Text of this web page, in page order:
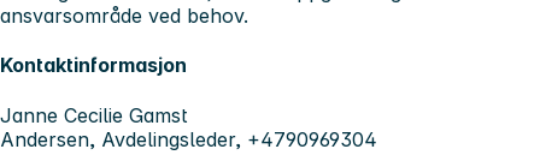
ansvarsområde ved behov.
Kontaktinformasjon
Janne Cecilie Gamst
Andersen, Avdelingsleder, +4790969304